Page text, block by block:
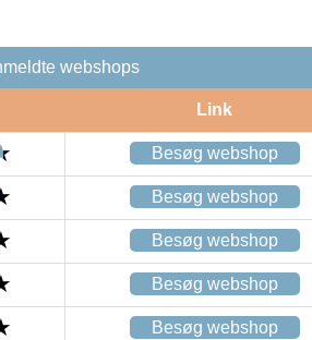
webshops
Link
Besøg webshop
Besøg webshop
Besøg webshop
Besøg webshop
Besøg webshop